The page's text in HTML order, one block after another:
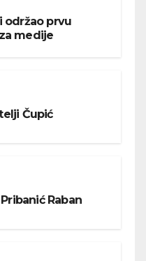
održao prvu
medije
Čupić
Pribanić Raban